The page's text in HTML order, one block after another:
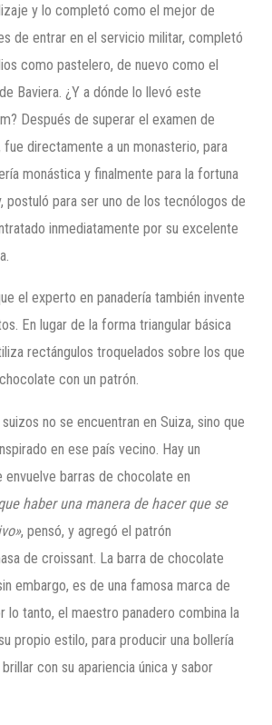
y lo completó como el mejor de
de entrar en el servicio militar, completó
como pastelero, de nuevo como el
Baviera. ¿Y a dónde lo llevó este
Después de superar el examen de
fue directamente a un monasterio, para
monástica y finalmente para la fortuna
postuló para ser uno de los tecnólogos de
inmediatamente por su excelente
el experto en panadería también invente
En lugar de la forma triangular básica
rectángulos troquelados sobre los que
con un patrón.
no se encuentran en Suiza, sino que
en ese país vecino. Hay un
barras de chocolate en
haber una manera de hacer que se
, pensó, y agregó el patrón
de croissant. La barra de chocolate
embargo, es de una famosa marca de
lo tanto, el maestro panadero combina la
propio estilo, para producir una bollería
con su apariencia única y sabor